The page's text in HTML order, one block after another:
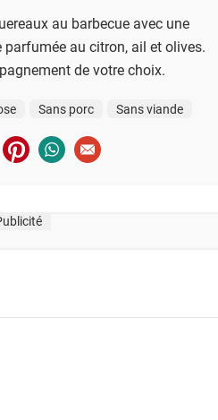
au barbecue avec une
au citron, ail et olives.
de votre choix.
Sans porc Sans viande
facebook
sur twitter
Partager sur pinterest
Partager sur whatsapp
Envoyer à un ami